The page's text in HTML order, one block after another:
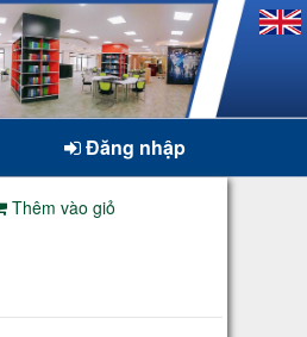
Đăng nhập
Thêm vào giỏ